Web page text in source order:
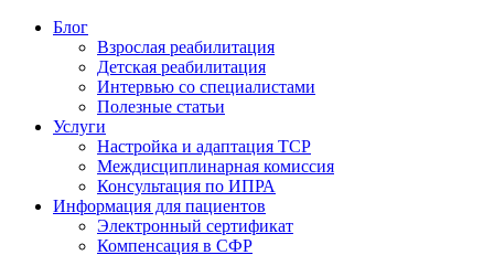
Блог
Взрослая реабилитация
Детская реабилитация
Интервью со специалистами
Полезные статьи
Услуги
Настройка и адаптация ТСР
Междисциплинарная комиссия
Консультация по ИПРА
Информация для пациентов
Электронный сертификат
Компенсация в СФР